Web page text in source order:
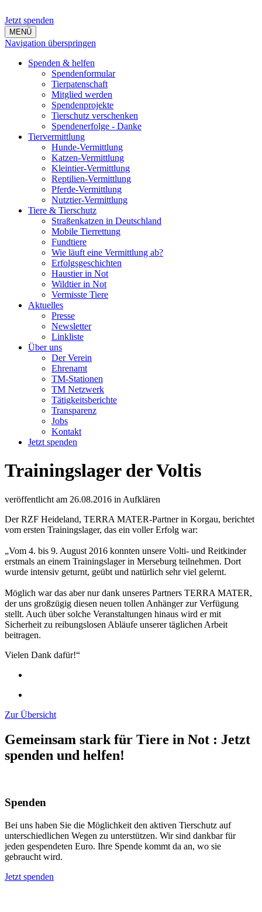
Jetzt spenden
MENÜ
Navigation überspringen
Spenden & helfen
Spendenformular
Tierpatenschaft
Mitglied werden
Spendenprojekte
Tierschutz verschenken
Spendenerfolge - Danke
Tiervermittlung
Hunde-Vermittlung
Katzen-Vermittlung
Kleintier-Vermittlung
Reptilien-Vermittlung
Pferde-Vermittlung
Nutztier-Vermittlung
Tiere & Tierschutz
Straßenkatzen in Deutschland
Mobile Tierrettung
Fundtiere
Wie läuft eine Vermittlung ab?
Erfolgsgeschichten
Haustier in Not
Wildtier in Not
Vermisste Tiere
Aktuelles
Presse
Newsletter
Linkliste
Über uns
Der Verein
Ehrenamt
TM-Stationen
TM Netzwerk
Tätigkeitsberichte
Transparenz
Jobs
Kontakt
Jetzt spenden
Trainingslager der Voltis
veröffentlicht am 26.08.2016 in Aufklären
Der RZF Heideland, TERRA MATER-Partner in Korgau, berichtet
vom ersten Trainingslager, das ein voller Erfolg war:
„Vom 4. bis 9. August 2016 konnten unsere Volti- und Reitkinder
erstmals an einem Trainingslager in Merseburg teilnehmen. Dort
wurde intensiv geturnt, geübt und natürlich sehr viel gelernt.
Möglich war das aber nur dank unseres Partners TERRA MATER,
der uns großzügig diesen neuen tollen Anhänger zur Verfügung
stellt. Auch über solche Veranstaltungen hinaus wird er mit
Sicherheit zu reibungslosen Abläufe unserer täglichen Arbeit
beitragen.
Vielen Dank dafür!“
Zur Übersicht
Gemeinsam stark für Tiere in Not : Jetzt
spenden und helfen!
Spenden
Bei uns haben Sie die Möglichkeit den aktiven Tierschutz auf
unterschiedlichen Wegen zu unterstützen. Wir sind dankbar für
jeden gespendeten Euro. Ihre Spende kommt da an, wo sie
gebraucht wird.
Jetzt spenden